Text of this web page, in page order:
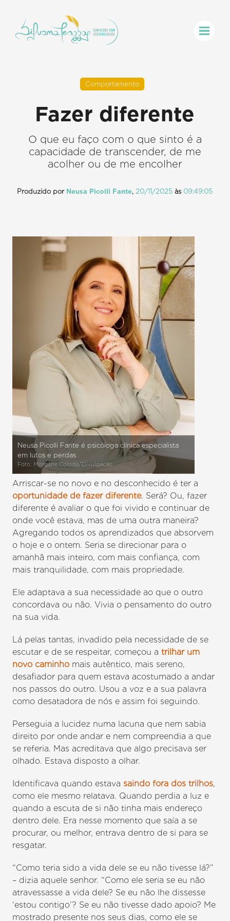
Comportamento
Fazer diferente
O que eu faço com o que sinto é a
capacidade de transcender, de me
acolher ou de me encolher
Produzido por Neusa Picolli Fante, 20/11/2025 às 09:49:05
Neusa Picolli Fante é psicóloga clínica especialista
em lutos e perdas
Foto: Morgane Coloda/Divulgação
Arriscar-se no novo e no desconhecido é ter a
oportunidade de fazer diferente. Será? Ou, fazer
diferente é avaliar o que foi vivido e continuar de
onde você estava, mas de uma outra maneira?
Agregando todos os aprendizados que absorvem
o hoje e o ontem. Seria se direcionar para o
amanhã mais inteiro, com mais confiança, com
mais tranquilidade, com mais propriedade.
Ele adaptava a sua necessidade ao que o outro
concordava ou não. Vivia o pensamento do outro
na sua vida.
Lá pelas tantas, invadido pela necessidade de se
escutar e de se respeitar, começou a trilhar um
novo caminho mais autêntico, mais sereno,
desafiador para quem estava acostumado a andar
nos passos do outro. Usou a voz e a sua palavra
como desatadora de nós e assim foi seguindo.
Perseguia a lucidez numa lacuna que nem sabia
direito por onde andar e nem compreendia a que
se referia. Mas acreditava que algo precisava ser
olhado. Estava disposto a olhar.
Identificava quando estavasaindo fora dos trilhos,
como ele mesmo relatava. Quando perdia a luz e
quando a escuta de si não tinha mais endereço
dentro dele. Era nesse momento que saía a se
procurar, ou melhor, entrava dentro de si para se
resgatar.
“Como teria sido a vida dele se eu não tivesse lá?”
– dizia aquele senhor. “Como ele seria se eu não
atravessasse a vida dele? Se eu não lhe dissesse
‘estou contigo’? Se eu não tivesse dado apoio? Me
mostrado presente nos seus dias, como ele se